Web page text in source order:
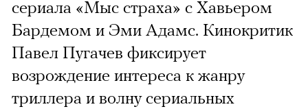
сериала «Мыс страха» с Хавьером
Бардемом и Эми Адамс. Кинокритик
Павел Пугачев фиксирует
возрождение интереса к жанру
триллера и волну сериальных